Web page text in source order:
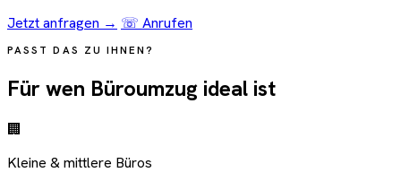
Jetzt anfragen → ☏ Anrufen
PASST DAS ZU IHNEN?
Für wen Büroumzug ideal ist
🏢
Kleine & mittlere Büros